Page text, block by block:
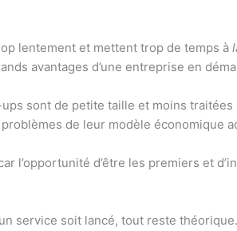
lentement et mettent trop de temps à
avantages d’une entreprise en
sont de petite taille et moins
de leur modèle économique
l’opportunité d’être les premiers et
service soit lancé, tout reste